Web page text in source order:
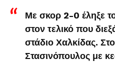
Με σκορ 2-0 έληξε
στον τελικό που
στάδιο Χαλκίδας.
Στασινόπουλος με